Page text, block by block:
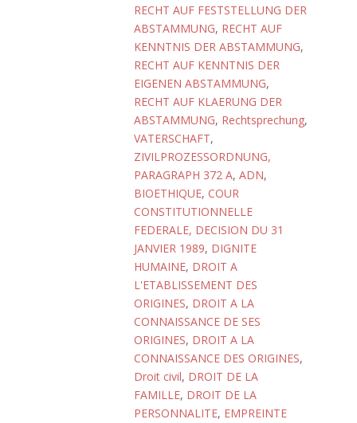
RECHT AUF FESTSTELLUNG DER
ABSTAMMUNG, RECHT AUF
KENNTNIS DER ABSTAMMUNG,
RECHT AUF KENNTNIS DER
EIGENEN ABSTAMMUNG,
RECHT AUF KLAERUNG DER
ABSTAMMUNG, Rechtsprechung,
VATERSCHAFT,
ZIVILPROZESSORDNUNG,
PARAGRAPH 372 A, ADN,
BIOETHIQUE, COUR
CONSTITUTIONNELLE
FEDERALE, DECISION DU 31
JANVIER 1989, DIGNITE
HUMAINE, DROIT A
L'ETABLISSEMENT DES
ORIGINES, DROIT A LA
CONNAISSANCE DE SES
ORIGINES, DROIT A LA
CONNAISSANCE DES ORIGINES,
Droit civil, DROIT DE LA
FAMILLE, DROIT DE LA
PERSONNALITE, EMPREINTE